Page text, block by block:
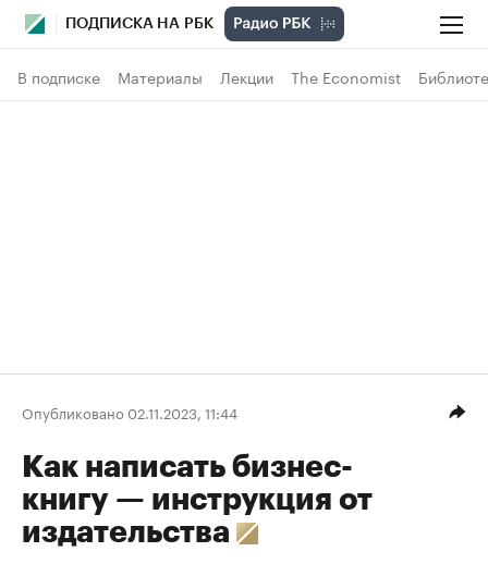
ПОДПИСКА НА РБК
В подписке Материалы Лекции The Economist
Опубликовано 02.11.2023, 11:44
Как написать бизнес-
книгу — инструкция от
издательства